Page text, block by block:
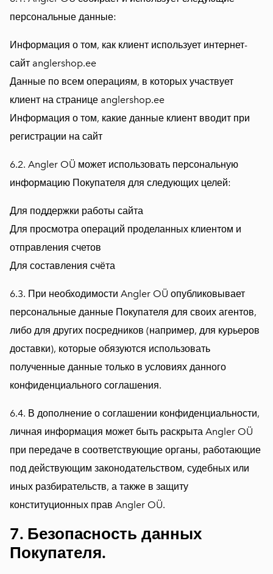
персональные данные:
Информация о том, как клиент использует интернет-
сайт anglershop.ee
Данные по всем операциям, в которых участвует
клиент на странице anglershop.ee
Информация о том, какие данные клиент вводит при
регистрации на сайт
6.2. Angler OÜ может использовать персональную
информацию Покупателя для следующих целей:
Для поддержки работы сайта
Для просмотра операций проделанных клиентом и
отправления счетов
Для составления счёта
6.3. При необходимости Angler OÜ опубликовывает
персональные данные Покупателя для своих агентов,
либо для других посредников (например, для курьеров
доставки), которые обязуются использовать
полученные данные только в условиях данного
конфиденциального соглашения.
6.4. В дополнение о соглашении конфиденциальности,
личная информация может быть раскрыта Angler OÜ
при передаче в соответствующие органы, работающие
под действующим законодательством, судебных или
иных разбирательств, а также в защиту
конституционных прав Angler OÜ.
7. Безопасность данных
Покупателя.